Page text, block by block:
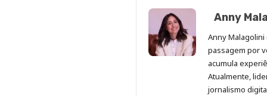
Anny
Anny
passagem por
acumula
Atualmente,
jornalismo